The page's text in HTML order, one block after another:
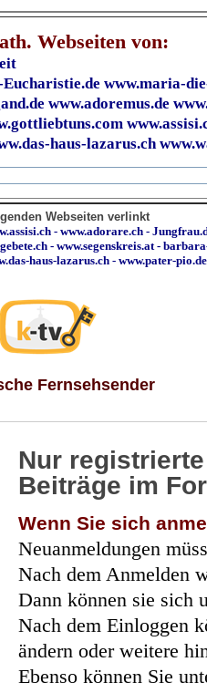
Webseiten von:
www.maria-
www.adoremus.de
haus-lazarus.ch
Webseiten verlinkt
- www.adorare.ch -
- www.segenskreis.at-
haus-lazarus.ch - www.pater-pio.de
Fernsehsender
Nur
Beiträge im
Wenn Sie sich
Neuanmeldungen
Nach dem Anmelden
Dann können sie sich
Nach dem Einloggen
ändern oder weitere
Ebenso können Sie